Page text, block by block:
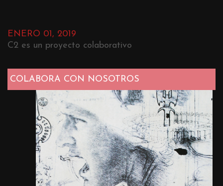
ENERO 01, 2019
C2 es un proyecto colaborativo
COLABORA CON NOSOTROS